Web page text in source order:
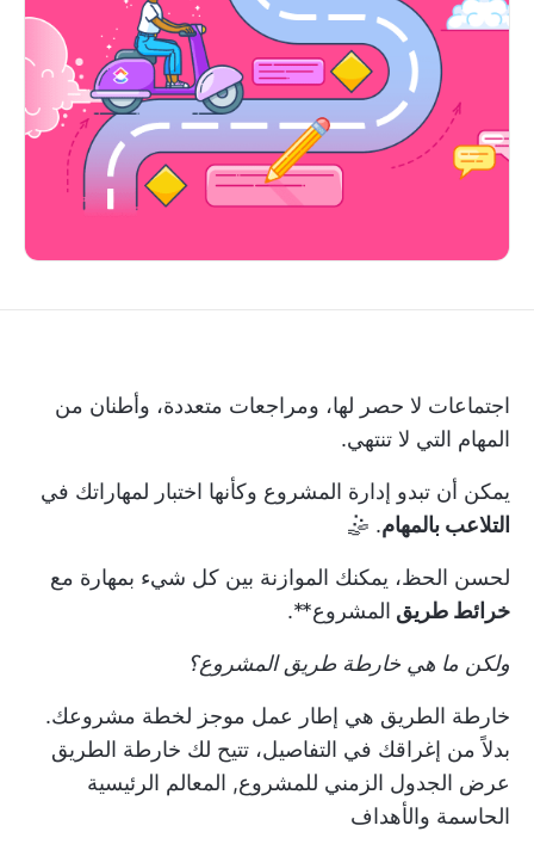
اجتماعات لا حصر لها، ومراجعات متعددة، وأطنان من
المهام التي لا تنتهي.
يمكن أن تبدو إدارة المشروع وكأنها اختبار لمهاراتك في
التلاعب بالمهام. 🤹
لحسن الحظ، يمكنك الموازنة بين كل شيء بمهارة مع
خرائط طريق المشروع**.
ولكن ما هي خارطة طريق المشروع؟
خارطة الطريق هي إطار عمل موجز لخطة مشروعك.
بدلاً من إغراقك في التفاصيل، تتيح لك خارطة الطريق
عرض الجدول الزمني للمشروع, المعالم الرئيسية
الحاسمة والأهداف